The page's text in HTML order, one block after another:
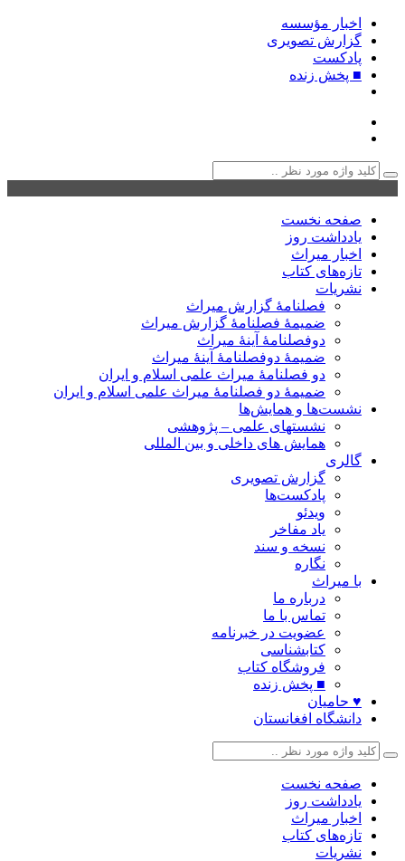
اخبار مؤسسه
گزارش تصویری
پادکست‌
■ پخش زنده
صفحه نخست
یادداشت روز
اخبار میراث
تازه‌های کتاب
نشریات
فصلنامۀ گزارش میراث
ضمیمۀ فصلنامۀ گزارش میراث
دوفصلنامۀ آینۀ میراث
ضمیمۀ دوفصلنامۀ آینۀ میراث
دو فصلنامۀ میراث علمی اسلام و ایران
ضمیمۀ دو فصلنامۀ میراث علمی اسلام و ایران
نشست‌ها و همایش‌ها
نشستهای علمی – پژوهشی
همایش های داخلی و بین المللی
گالری
گزارش تصویری
پادکست‌ها
ویدئو
یاد مفاخر
نسخه و سند
نگاره
با میراث
درباره ما
تماس با ما
عضویت در خبرنامه
کتابشناسی
فروشگاه کتاب
■ پخش زنده
♥ حامیان
دانشگاه افغانستان
صفحه نخست
یادداشت روز
اخبار میراث
تازه‌های کتاب
نشریات